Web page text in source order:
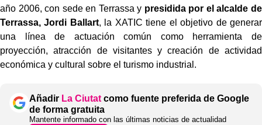
año 2006, con sede en Terrassa y presidida por el alcalde de
Terrassa, Jordi Ballart, la XATIC tiene el objetivo de generar
una línea de actuación común como herramienta de
proyección, atracción de visitantes y creación de actividad
económica y cultural sobre el turismo industrial.
Añadir La Ciutat como fuente preferida de Google
de forma gratuita
Mantente informado con las últimas noticias de actualidad